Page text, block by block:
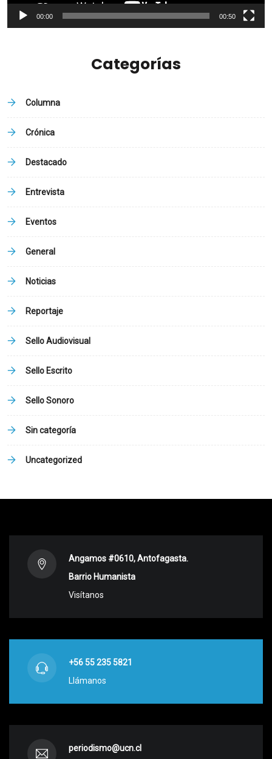
00:00 00:50
Categorías
Columna
Crónica
Destacado
Entrevista
Eventos
General
Noticias
Reportaje
Sello Audiovisual
Sello Escrito
Sello Sonoro
Sin categoría
Uncategorized
Angamos #0610, Antofagasta.
Barrio Humanista
Visítanos
+56 55 235 5821
Llámanos
periodismo@ucn.cl